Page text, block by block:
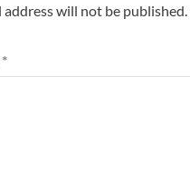
address will not be published.
*